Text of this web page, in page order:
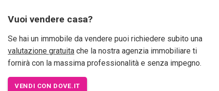
Vuoi vendere casa?
Se hai un immobile da vendere puoi richiedere subito una
valutazione gratuita che la nostra agenzia immobiliare ti
fornirà con la massima professionalità e senza impegno.
VENDI CON DOVE.IT